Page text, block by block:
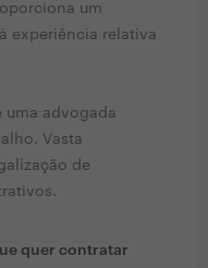
um
experiência relativa
uma advogada
Vasta
de
quer contratar